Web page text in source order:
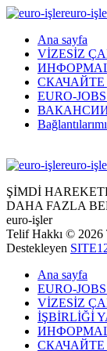
euro-
Ana sayfa
VİZESİZ
СКАЧАЙТЕ
EURO-
ВАКАНСИИ
euro-
ŞİMDİ
DAHA FAZLA
euro-işler
Telif Hakkı © 2026
Destekleyen
Ana sayfa
EURO-
VİZESİZ
İŞBİRLİĞİ
СКАЧАЙТЕ